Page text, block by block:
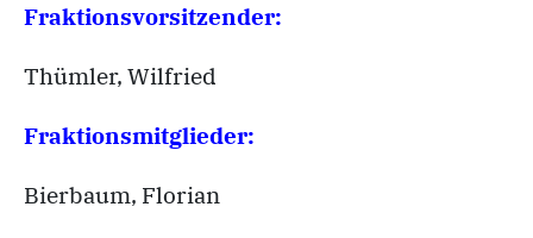
Fraktionsvorsitzender:
Thümler, Wilfried
Fraktionsmitglieder:
Bierbaum, Florian